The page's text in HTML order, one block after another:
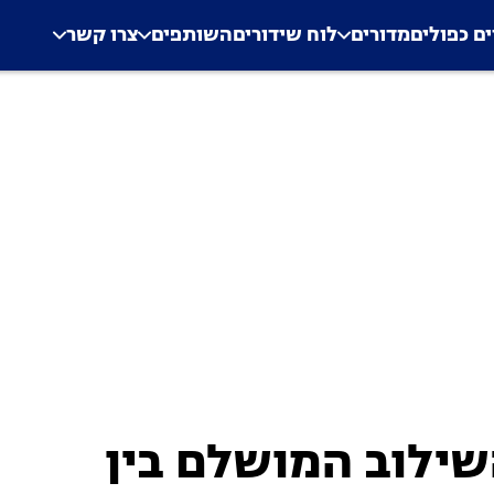
Application error: a
. כפוליםמדורים לוח שידוריםהשותפים צרו קשר
המושלם בין